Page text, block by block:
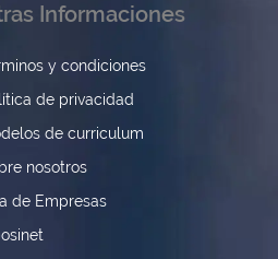
Informaciones
y condiciones
de privacidad
de curriculum
nosotros
de Empresas